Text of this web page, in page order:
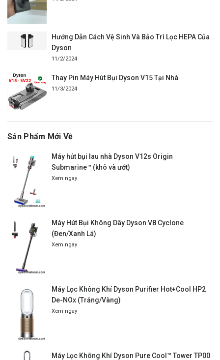
Hướng Dẫn Cách Vệ Sinh Và Bảo Trì Lọc HEPA Của
Dyson
11/2/2024
Thay Pin Máy Hút Bụi Dyson V15 Tại Nhà
11/3/2024
Sản Phẩm Mới Về
Máy hút bụi lau nhà Dyson V12s Origin
Submarine™ (khô và ướt)
Xem ngay
Máy Hút Bụi Không Dây Dyson V8 Cyclone
(Đen/Xanh Lá)
Xem ngay
Máy Lọc Không Khí Dyson Purifier Hot+Cool HP2
De-NOx (Trắng/Vàng)
Xem ngay
Máy Lọc Không Khí Dyson Pure Cool™ Tower TP00